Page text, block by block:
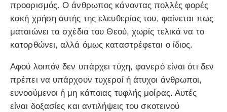
προορισμός. Ο άνθρωπος κάνοντας πολλές φορές
κακή χρήση αυτής της ελευθερίας του, φαίνεται πως
ματαιώνει τα σχέδια του Θεού, χωρίς τελικά να το
κατορθώνει, αλλά όμως καταστρέφεται ο ίδιος.
Αφού λοιπόν δεν υπάρχει τύχη, φανερό είναι ότι δεν
πρέπει να υπάρχουν τυχεροί ή άτυχοι άνθρωποι,
ευνοούμενοι ή μη κάποιας τυφλής μοίρας. Αυτές
είναι δοξασίες και αντιλήψεις του σκοτεινού